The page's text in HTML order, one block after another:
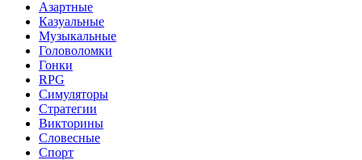
Азартные
Казуальные
Музыкальные
Головоломки
Гонки
RPG
Симуляторы
Стратегии
Викторины
Словесные
Спорт